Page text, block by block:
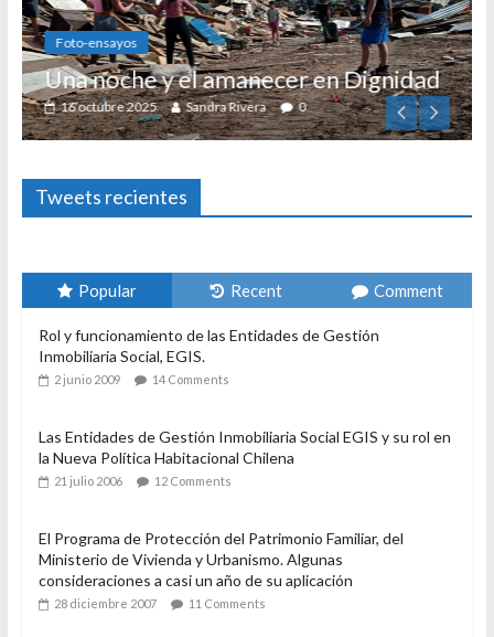
Foto-ensayos
Una noche y el amanecer en Dignidad
16 octubre 2025 Sandra Rivera 0
Tweets recientes
Popular Recent Comment
Rol y funcionamiento de las Entidades de Gestión
Inmobiliaria Social, EGIS.
2 junio 2009 14 Comments
Las Entidades de Gestión Inmobiliaria Social EGIS y su rol en
la Nueva Política Habitacional Chilena
21 julio 2006 12 Comments
El Programa de Protección del Patrimonio Familiar, del
Ministerio de Vivienda y Urbanismo. Algunas
consideraciones a casi un año de su aplicación
28 diciembre 2007 11 Comments